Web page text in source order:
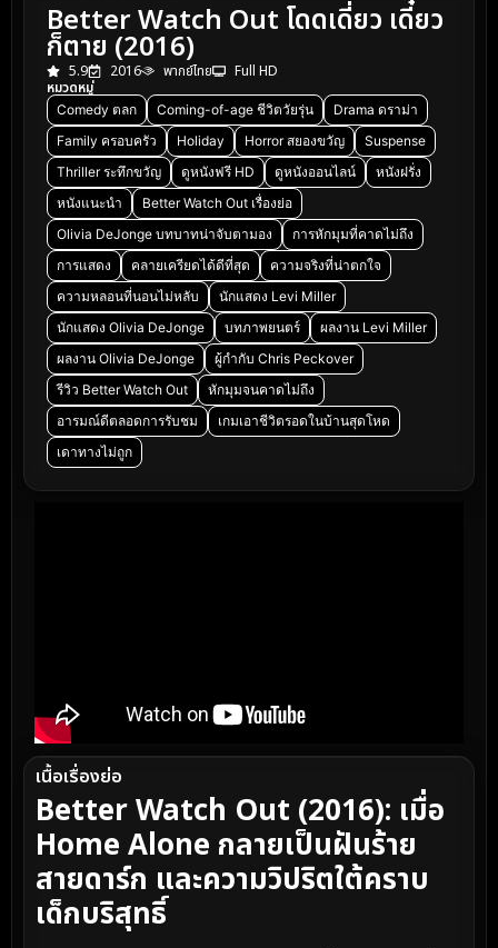
Better Watch Out โดดเดี่ยว เดี๋ยว
ก็ตาย (2016)
5.9 2016 พากย์ไทย
Full HD
หมวดหมู่
Comedy ตลก Coming-of-age ชีวิตวัยรุ่น
Drama ดราม่า
Family ครอบครัว
Holiday Horror สยองขวัญ
Suspense
Thriller ระทึกขวัญ
ดูหนังฟรี HD ดูหนังออนไลน์
หนังฝรั่ง
หนังแนะนำ
Better Watch Out เรื่องย่อ
Olivia DeJonge บทบาทน่าจับตามอง
การหักมุมที่คาดไม่ถึง
การแสดง
คลายเครียดได้ดีที่สุด
ความจริงที่น่าตกใจ
ความหลอนที่นอนไม่หลับ
นักแสดง Levi Miller
นักแสดง Olivia DeJonge
บทภาพยนตร์
ผลงาน Levi Miller
ผลงาน Olivia DeJonge
ผู้กำกับ Chris Peckover
รีวิว Better Watch Out
หักมุมจนคาดไม่ถึง
อารมณ์ดีตลอดการรับชม
เกมเอาชีวิตรอดในบ้านสุดโหด
เดาทางไม่ถูก
เนื้อเรื่องย่อ
Better Watch Out (2016): เมื่อ
Home Alone กลายเป็นฝันร้าย
สายดาร์ก และความวิปริตใต้คราบ
เด็กบริสุทธิ์